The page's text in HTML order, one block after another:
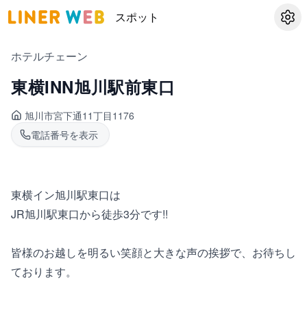
スポット 設定
ホテルチェーン
東横INN旭川駅前東口
旭川市宮下通11丁目1176
電話番号を表示
東横イン旭川駅東口は
JR旭川駅東口から徒歩3分です!!
皆様のお越しを明るい笑顔と大きな声の挨拶で、お待ちし
ております。